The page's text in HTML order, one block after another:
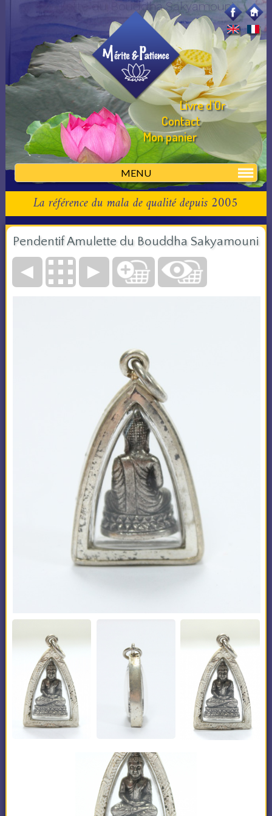
amulette du Bouddha Sakyamouni
MENU
Livre d'Or
Contact
Mon panier
La référence du mala de qualité depuis 2005
Pendentif Amulette du Bouddha Sakyamouni
◄ ►